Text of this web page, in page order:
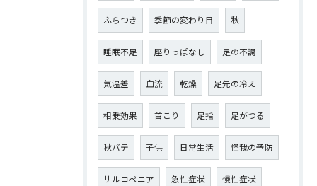
ふらつき 季節の変わり目 秋
睡眠不足 座りっぱなし 足の不調
気温差 血流 乾燥 足先の冷え
相乗効果 首こり 足指 足がつる
秋バテ 子供 日常生活 怪我の予防
サルコペニア 急性症状 慢性症状